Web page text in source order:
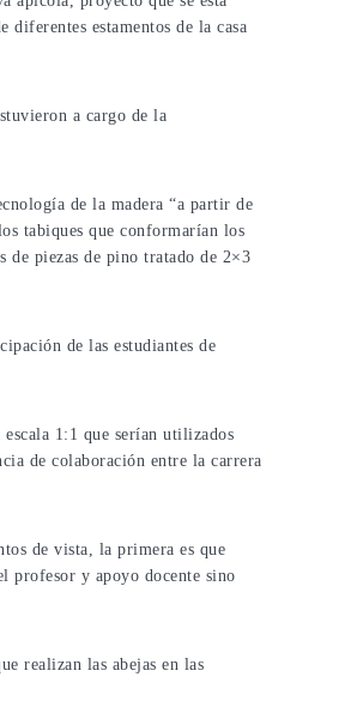
estamentos de la casa
a cargo de la
de la madera “a partir de
tabiques que conformarían los
de piezas de pino tratado de 2×3
de las estudiantes de
1:1 que serían utilizados
de colaboración entre la carrera
de vista, la primera es que
profesor y apoyo docente sino
realizan las abejas en las